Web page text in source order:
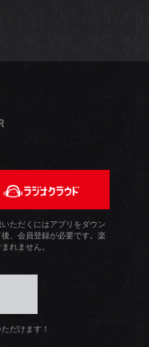
いただくにはアプリをダウン
後、会員登録が必要です。楽
れません。
だけます！